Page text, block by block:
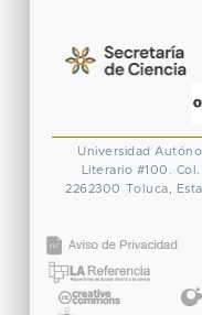
Universidad
Literario #100.
2262300 Toluca,